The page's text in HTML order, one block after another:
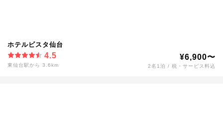
ホテルビスタ仙台
4.5
東仙台駅から 3.6km
¥6,900〜
2名1泊 / 税・サービス料込